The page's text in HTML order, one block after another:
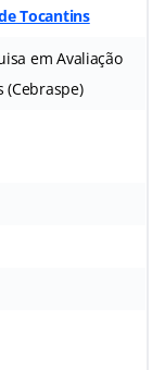
Tocantins
em Avaliação
(Cebraspe)